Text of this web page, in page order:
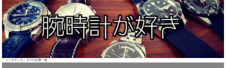
「メンテナンス」タグの記事一覧